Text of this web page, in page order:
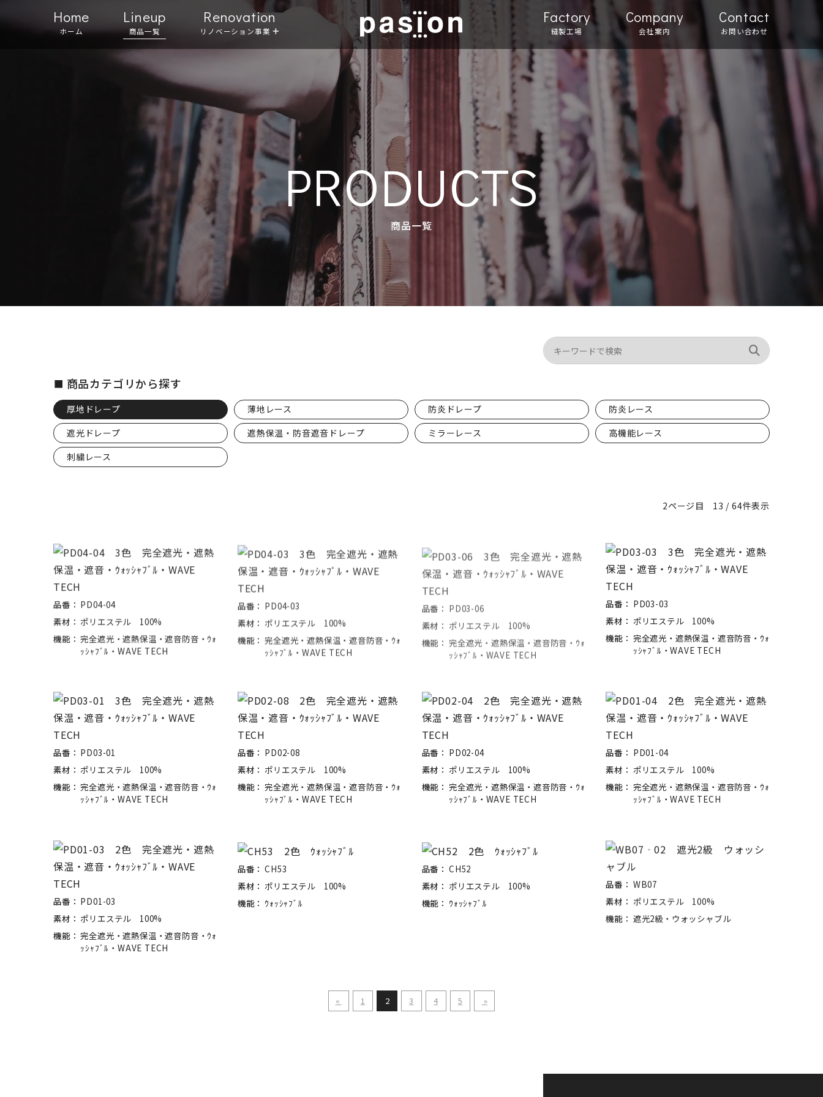
Home
ホーム
Lineup
商品一覧
Renovation
リノベーション事業
Factory
縫製工場
Company
会社案内
Contact
お問い合わせ
PRODUCTS
商品一覧
商品カテゴリから探す
厚地ドレープ 薄地レース 防炎ドレープ
防炎レース
遮光ドレープ
遮熱保温・防音遮音ドレープ ミラーレース
高機能レース
刺繍レース
2ページ目 13 / 64件表示
品番： PD04-04
素材： ポリエステル 100%
機能： 完全遮光・遮熱保温・遮音防音・ｳｫ
ｯｼｬﾌﾞﾙ・WAVE TECH
品番： PD04-03
素材： ポリエステル 100%
機能： 完全遮光・遮熱保温・遮音防音・ｳｫ
ｯｼｬﾌﾞﾙ・WAVE TECH
品番： PD03-06
素材：
ポリエステル 100%
機能： 完全遮光・遮熱保温・遮音防音・ｳｫ
ｯｼｬﾌﾞﾙ・WAVE TECH
品番： PD03-03
素材： ポリエステル 100%
機能： 完全遮光・遮熱保温・遮音防音・ｳｫ
ｯｼｬﾌﾞﾙ・WAVE TECH
品番： PD03-01
素材： ポリエステル 100%
機能： 完全遮光・遮熱保温・遮音防音・ｳｫ
ｯｼｬﾌﾞﾙ・WAVE TECH
品番： PD02-08
素材： ポリエステル 100%
機能： 完全遮光・遮熱保温・遮音防音・ｳｫ
ｯｼｬﾌﾞﾙ・WAVE TECH
品番： PD02-04
素材： ポリエステル 100%
機能： 完全遮光・遮熱保温・遮音防音・ｳｫ
ｯｼｬﾌﾞﾙ・WAVE TECH
品番： PD01-04
素材： ポリエステル 100%
機能： 完全遮光・遮熱保温・遮音防音・ｳｫ
ｯｼｬﾌﾞﾙ・WAVE TECH
品番： PD01-03
素材： ポリエステル 100%
機能： 完全遮光・遮熱保温・遮音防音・ｳｫ
ｯｼｬﾌﾞﾙ・WAVE TECH
品番： CH53
素材： ポリエステル 100%
機能： ｳｫｯｼｬﾌﾞﾙ
品番： CH52
素材： ポリエステル 100%
機能： ｳｫｯｼｬﾌﾞﾙ
品番： WB07
素材： ポリエステル 100%
機能： 遮光2級・ウォッシャブル
« 1 2 3 4 5 »